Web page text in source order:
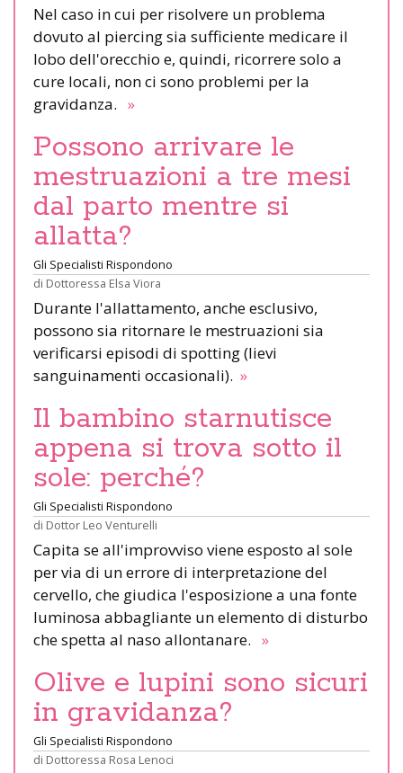
Nel caso in cui per risolvere un problema
dovuto al piercing sia sufficiente medicare il
lobo dell'orecchio e, quindi, ricorrere solo a
cure locali, non ci sono problemi per la
gravidanza. »
Possono arrivare le
mestruazioni a tre mesi
dal parto mentre si
allatta?
Gli Specialisti Rispondono
di Dottoressa Elsa Viora
Durante l'allattamento, anche esclusivo,
possono sia ritornare le mestruazioni sia
verificarsi episodi di spotting (lievi
sanguinamenti occasionali). »
Il bambino starnutisce
appena si trova sotto il
sole: perché?
Gli Specialisti Rispondono
di Dottor Leo Venturelli
Capita se all'improvviso viene esposto al sole
per via di un errore di interpretazione del
cervello, che giudica l'esposizione a una fonte
luminosa abbagliante un elemento di disturbo
che spetta al naso allontanare. »
Olive e lupini sono sicuri
in gravidanza?
Gli Specialisti Rispondono
di Dottoressa Rosa Lenoci